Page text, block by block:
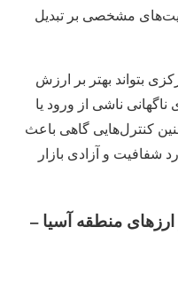
مشخصی بر تبدیل
بتواند بهتر بر ارزش
ناشی از ورود یا
کنترل‌هایی گاهی باعث
شفافیت و آزادی بازار
منطقه آسیا –